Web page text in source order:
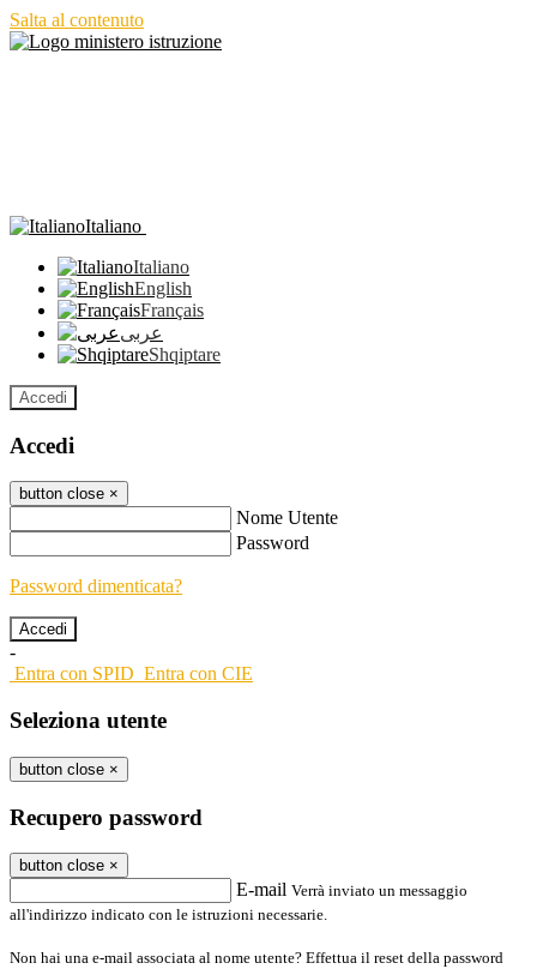
Salta al contenuto
Italiano
Italiano
English
Français
عربى
Shqiptare
Accedi
Accedi
button close ×
Nome Utente
Password
Password dimenticata?
-
Entra con SPID Entra con CIE
Seleziona utente
button close ×
Recupero password
button close ×
E-mail Verrà inviato un messaggio
all'indirizzo indicato con le istruzioni necessarie.
Non hai una e-mail associata al nome utente? Effettua il reset della password